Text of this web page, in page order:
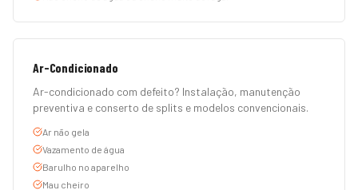
Ar-Condicionado
Ar-condicionado com defeito? Instalação, manutenção
preventiva e conserto de splits e modelos convencionais.
Ar não gela
Vazamento de água
Barulho no aparelho
Mau cheiro